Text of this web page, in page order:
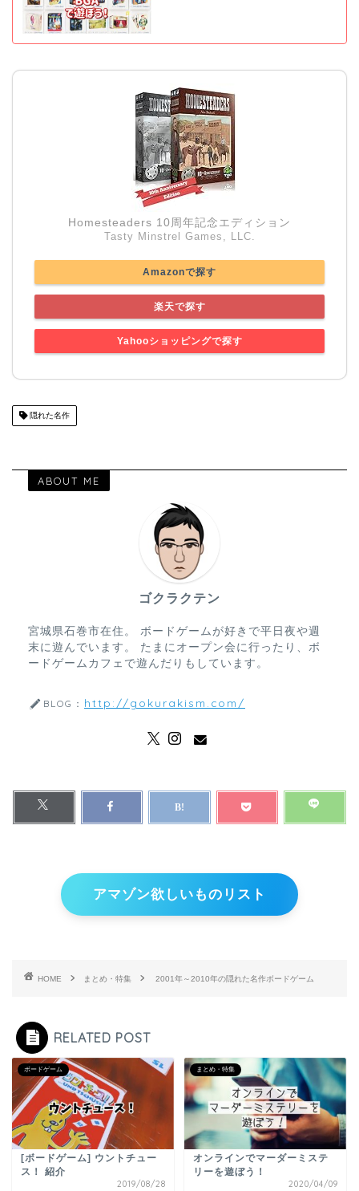
Homesteaders 10周年記念エディション
Tasty Minstrel Games, LLC.
Amazonで探す
楽天で探す
Yahooショッピングで探す
隠れた名作
ABOUT ME
ゴクラクテン
宮城県石巻市在住。 ボードゲームが好きで平日夜や週
末に遊んでいます。 たまにオープン会に行ったり、ボ
ードゲームカフェで遊んだりもしています。
BLOG： http://gokurakism.com/
アマゾン欲しいものリスト
HOME まとめ・特集 2001年～2010年の隠れた名作ボードゲーム
RELATED POST
ボードゲーム
[ボードゲーム] ウントチュー
ス！ 紹介
2019/08/28
まとめ・特集
オンラインでマーダーミステ
リーを遊ぼう！
2020/04/09